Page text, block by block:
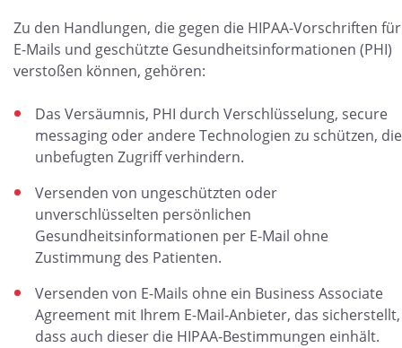
Zu den Handlungen, die gegen die HIPAA-Vorschriften für
E-Mails und geschützte Gesundheitsinformationen (PHI)
verstoßen können, gehören:
Das Versäumnis, PHI durch Verschlüsselung, secure
messaging oder andere Technologien zu schützen, die
unbefugten Zugriff verhindern.
Versenden von ungeschützten oder
unverschlüsselten persönlichen
Gesundheitsinformationen per E-Mail ohne
Zustimmung des Patienten.
Versenden von E-Mails ohne ein Business Associate
Agreement mit Ihrem E-Mail-Anbieter, das sicherstellt,
dass auch dieser die HIPAA-Bestimmungen einhält.